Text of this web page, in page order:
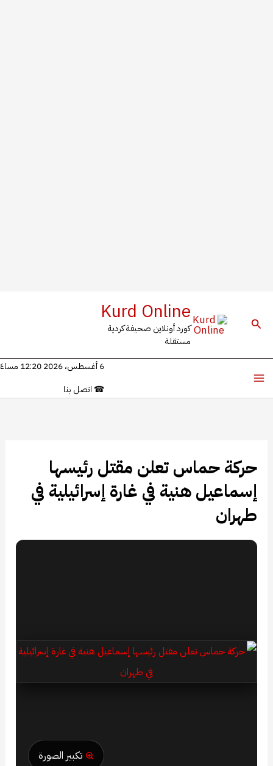
البحث Kurd Online
كورد أونلاين صحيفة كردية
مستقلة
6 أغسطس، 2026 12:20 مساءً
☎ اتصل بنا
حركة حماس تعلن مقتل رئيسها
إسماعيل هنية في غارة إسرائيلية في
طهران
تكبير الصورة